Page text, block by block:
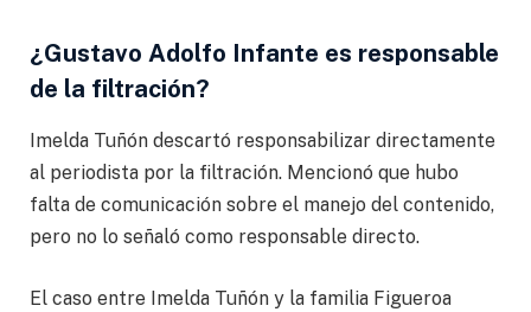
¿Gustavo Adolfo Infante es responsable
de la filtración?
Imelda Tuñón descartó responsabilizar directamente
al periodista por la filtración. Mencionó que hubo
falta de comunicación sobre el manejo del contenido,
pero no lo señaló como responsable directo.
El caso entre Imelda Tuñón y la familia Figueroa